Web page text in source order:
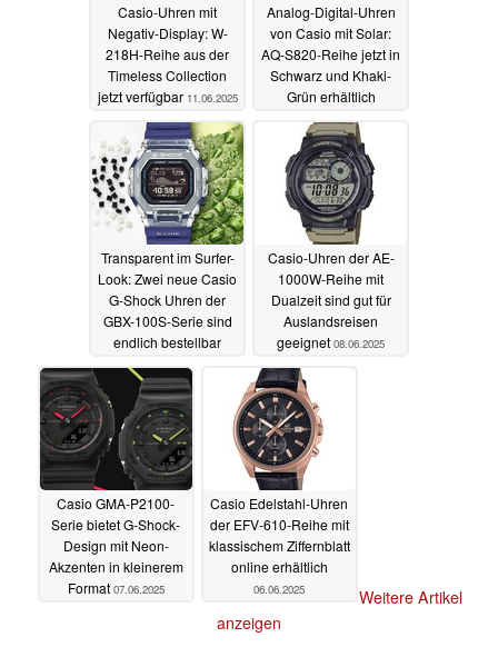
Casio-Uhren mit
Negativ-Display: W-
218H-Reihe aus der
Timeless Collection
jetzt verfügbar 11.06.2025
Analog-Digital-Uhren
von Casio mit Solar:
AQ-S820-Reihe jetzt in
Schwarz und Khaki-
Grün erhältlich
11.06.2025
Transparent im Surfer-
Look: Zwei neue Casio
G-Shock Uhren der
GBX-100S-Serie sind
endlich bestellbar
09.06.2025
Casio-Uhren der AE-
1000W-Reihe mit
Dualzeit sind gut für
Auslandsreisen
geeignet 08.06.2025
Casio GMA-P2100-
Serie bietet G-Shock-
Design mit Neon-
Akzenten in kleinerem
Format 07.06.2025
Casio Edelstahl-Uhren
der EFV-610-Reihe mit
klassischem Ziffernblatt
online erhältlich
06.06.2025
Weitere Artikel
anzeigen